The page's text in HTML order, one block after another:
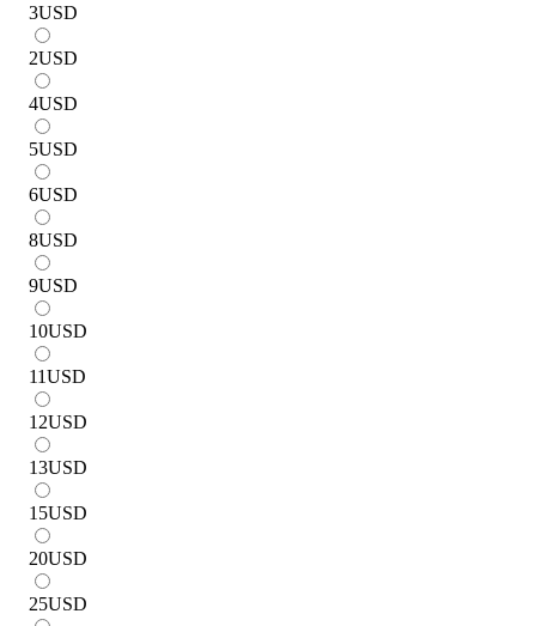
3USD
2USD
4USD
5USD
6USD
8USD
9USD
10USD
11USD
12USD
13USD
15USD
20USD
25USD